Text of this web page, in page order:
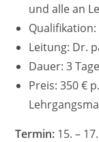
und alle an
Leitung: Dr.
Dauer: 3 Tage
Preis: 350 €
Termin: 15. –